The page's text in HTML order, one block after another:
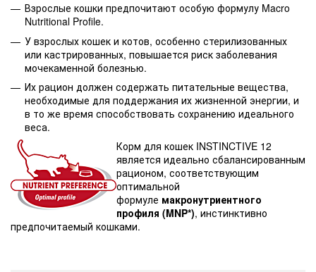
Взрослые кошки предпочитают особую формулу Macro
Nutritional Profile.
У взрослых кошек и котов, особенно стерилизованных
или кастрированных, повышается риск заболевания
мочекаменной болезнью.
Их рацион должен содержать питательные вещества,
необходимые для поддержания их жизненной энергии, и
в то же время способствовать сохранению идеального
веса.
Корм для кошек INSTINCTIVE 12
является идеально сбалансированным
рационом, соответствующим
оптимальной
формуле макронутриентного
профиля (MNP*), инстинктивно
предпочитаемый кошками.